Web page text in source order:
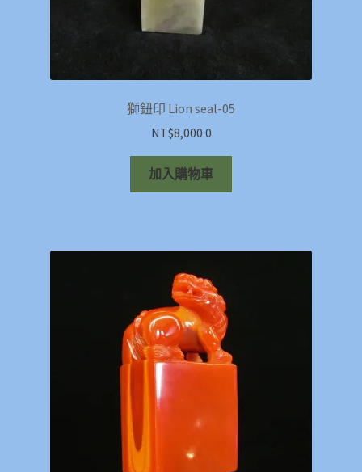
獅鈕印 Lion seal-05
NT$8,000.0
加入購物車